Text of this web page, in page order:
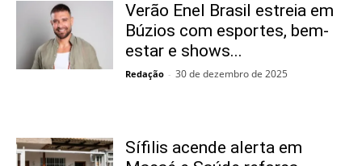
Verão Enel Brasil estreia em
Búzios com esportes, bem-
estar e shows...
Redação - 30 de dezembro de 2025
Sífilis acende alerta em